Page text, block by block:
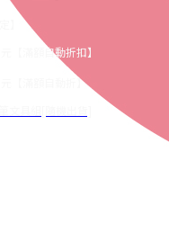
【滿額自動折扣】
【滿額自動折】